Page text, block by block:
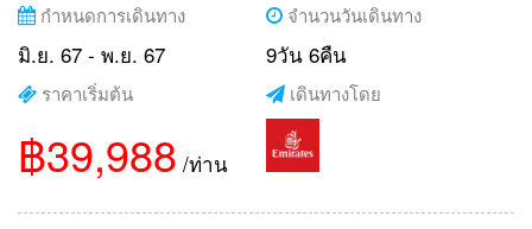
กำหนดการเดินทาง
มิ.ย. 67 - พ.ย. 67
จำนวนวันเดินทาง
9วัน 6คืน
ราคาเริ่มต้น
฿39,988 /ท่าน
เดินทางโดย